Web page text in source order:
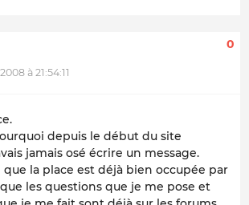
à 21:54:11
0
depuis le début du site
jamais osé écrire un message.
la place est déjà bien occupée par
les questions que je me pose et